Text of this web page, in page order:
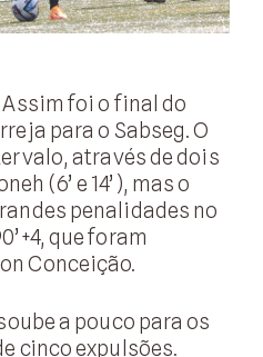
foi o final do
para o Sabseg. O
através de dois
(6’ e 14’), mas o
penalidades no
que foram
Conceição.
a pouco para os
cinco expulsões.